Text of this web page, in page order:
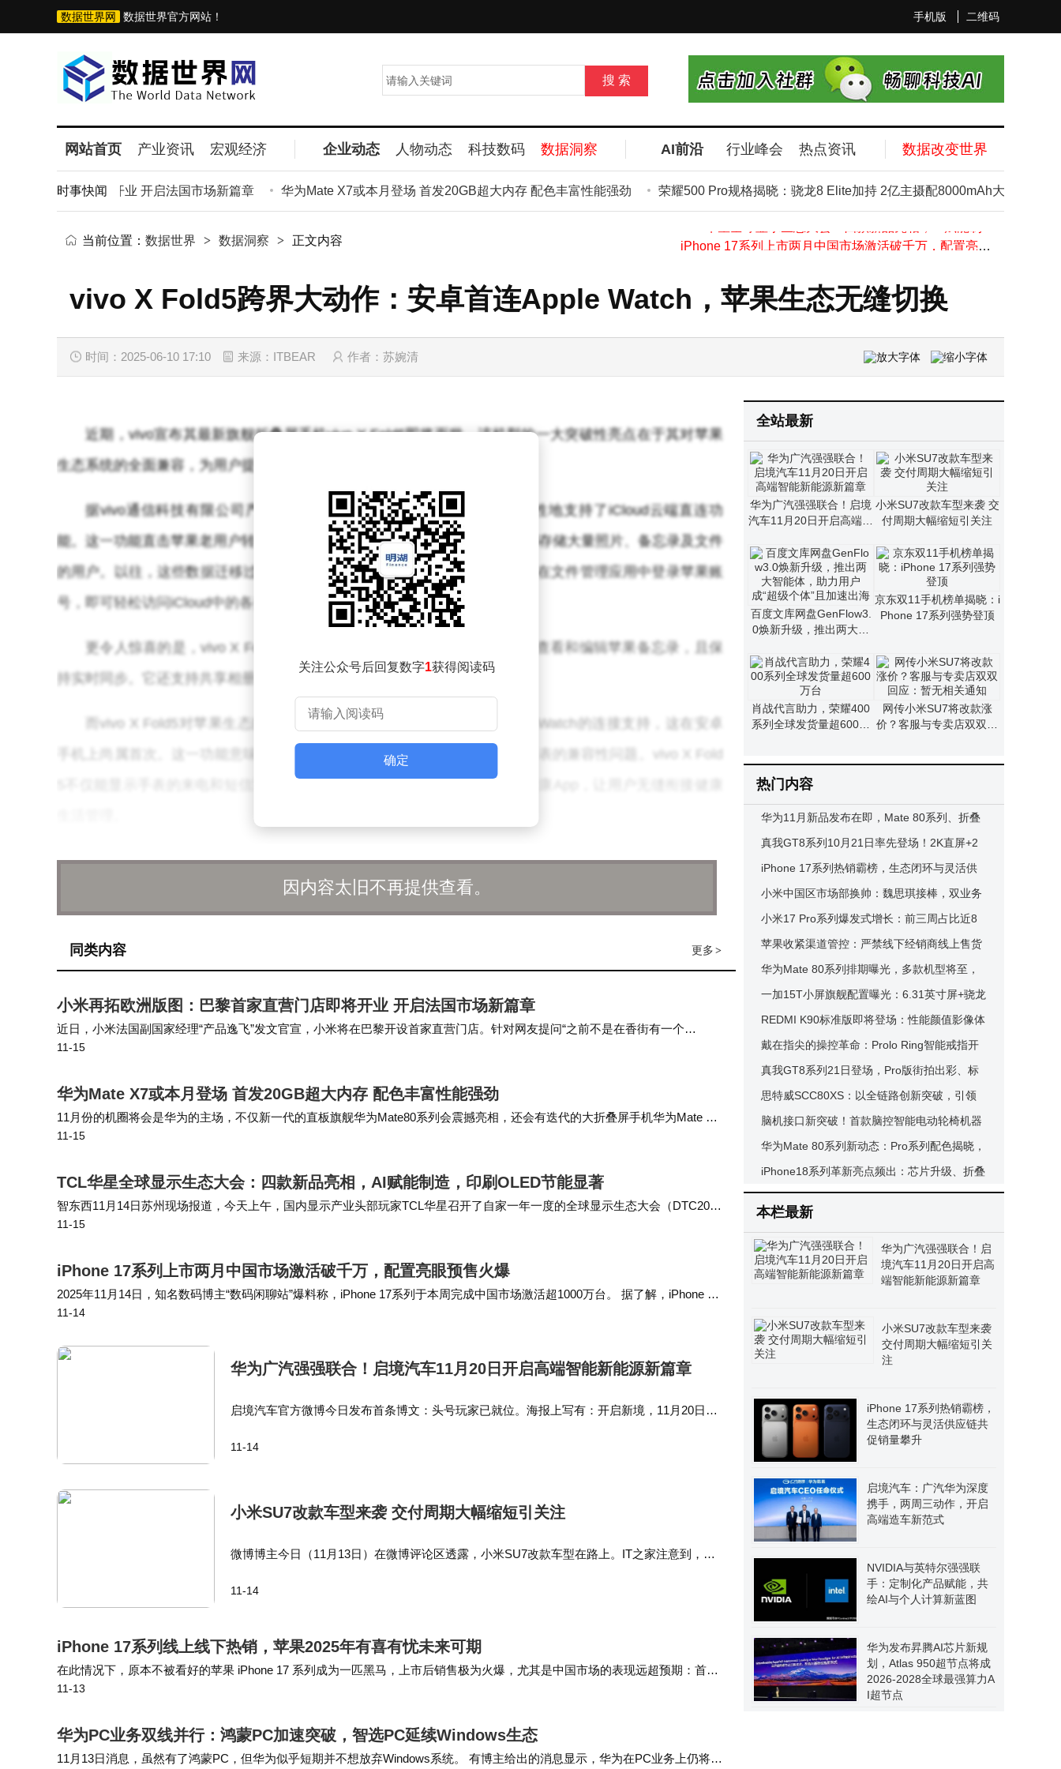
手机版 二维码
数据世界网 数据世界官方网站！
网站首页 产业资讯 宏观经济 企业动态 人物动态 科技数码 数据洞察 AI前沿 行业峰会 热点资讯 数据改变世界
时事快闻
直营门店即将开业 开启法国市场新篇章 华为Mate X7或本月登场 首发20GB超大内存 配色丰富性能强劲 荣耀500 Pro规格揭晓：骁龙8 Elite加持 2亿主摄配8000mAh大电池
小米再拓欧洲版图：巴黎首家直营门店即将开业 开启法国市场新篇章
一加Ace 6T新机曝光：骁龙8 Gen5加持，8000mAh大电池+超炫联名配色来袭
Viwoods AiPaper Reader电纸书来袭：AI互动阅读 6.13英寸墨水屏新体验
当前位置： 数据世界 > 数据洞察 > 正文内容
vivo X Fold5跨界大动作：安卓首连Apple Watch，苹果生态无缝切换
时间：2025-06-10 17:10 来源：ITBEAR 作者：苏婉清
近期，vivo宣布其最新旗舰折叠屏手机vivo X Fold5即将面世，该机型的一大突破性亮点在于其对苹果
生态系统的全面兼容，为用户提供了前所未有的跨平台体验。
据vivo通信科技有限公司产品经理韩伯啸详细介绍，vivo X Fold5创新性地支持了iCloud云端直连功
能。这一功能直击苹果老用户转换至安卓阵营的痛点，尤其是那些依赖iCloud存储大量照片、备忘录及文件
的用户。以往，这些数据迁移过程繁琐复杂，而现在，vivo X Fold5用户只需在文件管理应用中登录苹果账
号，即可轻松访问iCloud中的各类数据，无论是浏览还是下载，都随心所欲。
更令人惊喜的是，vivo X Fold5不仅能让用户访问iCloud内容，还能直接查看和编辑苹果备忘录，且保
持实时同步。它还支持共享相册功能，让用户仿佛仍在使用iPhone一般便捷。
而vivo X Fold5对苹果生态的兼容不仅限于iCloud，它还实现了对Apple Watch的连接支持，这在安卓
手机上尚属首次。这一功能意味着，Apple Watch用户无需担心更换手机后手表的兼容性问题。vivo X Fold
vivo X Fold5的这一系列创新，无疑为那些既希望享受安卓系统优势，又不愿放弃苹果生态便捷性的用
户提供了理想选择。它不仅打破了不同生态系统间的壁垒，更让用户在设备更换时拥有了前所未有的自由
随着vivo X Fold5的发布，安卓与苹果生态系统之间的界限正变得模糊，为用户带来了更加开放和多元
的智能设备使用体验。
关注公众号后回复数字1获得阅读码
确定
因内容太旧不再提供查看。
更多 >
同类内容
小米再拓欧洲版图：巴黎首家直营门店即将开业 开启法国市场新篇章
近日，小米法国副国家经理“产品逸飞”发文官宣，小米将在巴黎开设首家直营门店。针对网友提问“之前不是在香街有一个
吗？”，他进一步回应称，该店为客户运营的授权店，后因疫情因素暂时退出市场。 此前，小米集团总裁卢…
11-15
华为Mate X7或本月登场 首发20GB超大内存 配色丰富性能强劲
11月份的机圈将会是华为的主场，不仅新一代的直板旗舰华为Mate80系列会震撼亮相，还会有迭代的大折叠屏手机华为Mate X7
发布。@定焦数码爆料，华为Mate X7将会首发定制20GB超大内存，这是华为史…
11-15
TCL华星全球显示生态大会：四款新品亮相，AI赋能制造，印刷OLED节能显著
智东西11月14日苏州现场报道，今天上午，国内显示产业头部玩家TCL华星召开了自家一年一度的全球显示生态大会（DTC202
5），发布了覆盖LCD、OLED和MLED等技术领域的多款旗舰新品，以及《视觉健康白…
11-15
iPhone 17系列上市两月中国市场激活破千万，配置亮眼预售火爆
2025年11月14日，知名数码博主“数码闲聊站”爆料称，iPhone 17系列于本周完成中国市场激活超1000万台。 据了解，iPhone 17
系列于2025年9月10日苹果秋季发布会推出，含标准版、Air…
11-14
华为广汽强强联合！启境汽车11月20日开启高端智能新能源新篇章
启境汽车官方微博今日发布首条博文：头号玩家已就位。海报上写有：开启新境，11月20日，
非定名，寓意“开启新境界”。品牌定位3…
11-14
小米SU7改款车型来袭 交付周期大幅缩短引关注
微博博主今日（11月13日）在微博评论区透露，小米SU7改款车型在路上。IT之家注意到，小
周。SU7：锁单后预计29~3…
11-14
iPhone 17系列线上线下热销，苹果2025年有喜有忧未来可期
在此情况下，原本不被看好的苹果 iPhone 17 系列成为一匹黑马，上市后销售极为火爆，尤其是中国市场的表现远超预期：首发
10天销量同比增长 14%，第三季度出货量达 1010 万台，成为头部厂商中唯…
11-13
华为PC业务双线并行：鸿蒙PC加速突破，智选PC延续Windows生态
11月13日消息，虽然有了鸿蒙PC，但华为似乎短期并不想放弃Windows系统。 有博主给出的消息显示，华为在PC业务上仍将维
全站最新
华为广汽强强联合！启境
汽车11月20日开启高端智
小米SU7改款车型来袭 交
付周期大幅缩短引关注
百度文库网盘GenFlow3.
0焕新升级，推出两大智
体”且加速出海
京东双11手机榜单揭晓：i
Phone 17系列强势登顶
肖战代言助力，荣耀400
系列全球发货量超600万
网传小米SU7将改款涨
价？客服与专卖店双双回
热门内容
华为11月新品发布在即，Mate 80系列、折叠
屏X7及nova 15系列将齐登场
真我GT8系列10月21日率先登场！2K直屏+2
亿潜望长焦+骁龙8E5或成红米劲敌
iPhone 17系列热销霸榜，生态闭环与灵活供
应链共促销量攀升
​小米中国区市场部换帅：魏思琪接棒，双业务
经验助力市场协同新布局​
小米17 Pro系列爆发式增长：前三周占比近8
5%，成功吸引iPhone用户转投
苹果收紧渠道管控：严禁线下经销商线上售货
以维护价格体系
华为Mate 80系列排期曝光，多款机型将至，
非凡大师版或万元起售
​一加15T小屏旗舰配置曝光：6.31英寸屏+骁龙
8至尊版+7000mAh大电池​
REDMI K90标准版即将登场：性能颜值影像体
验全方位升级
戴在指尖的操控革命：Prolo Ring智能戒指开
启设备控制新体验
真我GT8系列21日登场，Pro版街拍出彩、标
准版配置强劲，影像体验再升级
思特威SCC80XS：以全链路创新突破，引领
移动影像迈入2亿像素超高清新纪元
脑机接口新突破！首款脑控智能电动轮椅机器
人亮相成都展演
华为Mate 80系列新动态：Pro系列配色揭晓，
11月或将登场
iPhone18系列革新亮点频出：芯片升级、折叠
屏来袭，这些改变你心动吗？
本栏最新
华为广汽强强联合！启
境汽车11月20日开启高
端智能新能源新篇章
小米SU7改款车型来袭
交付周期大幅缩短引关
注
iPhone 17系列热销霸榜，
生态闭环与灵活供应链共
促销量攀升
启境汽车：广汽华为深度
携手，两周三动作，开启
高端造车新范式
NVIDIA与英特尔强强联
手：定制化产品赋能，共
绘AI与个人计算新蓝图
华为发布昇腾AI芯片新规
划，Atlas 950超节点将成
2026-2028全球最强算力A
I超节点